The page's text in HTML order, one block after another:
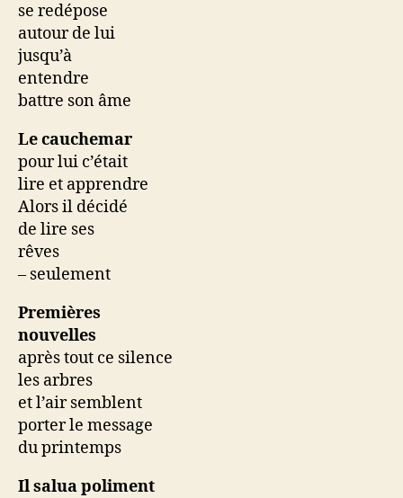
se redépose
autour de lui
jusqu’à
entendre
battre son âme
Le cauchemar
pour lui c’était
lire et apprendre
Alors il décidé
de lire ses
rêves
– seulement
Premières
nouvelles
après tout ce silence
les arbres
et l’air semblent
porter le message
du printemps
Il salua poliment